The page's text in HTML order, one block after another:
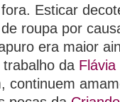
Esticar
roupa por
era maior
da
continuem